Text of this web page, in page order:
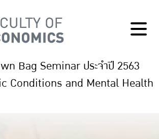
Bag Seminar ประจำปี 2563
Conditions and Mental Health